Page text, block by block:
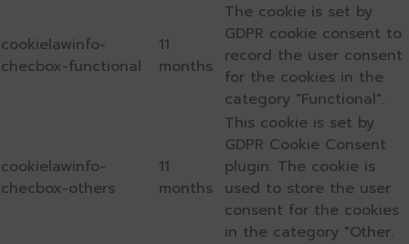
cookielawinfo-
checbox-functional
11
months
The cookie is set by
GDPR cookie consent to
record the user consent
for the cookies in the
category "Functional".
cookielawinfo-
checbox-others
11
months
This cookie is set by
GDPR Cookie Consent
plugin. The cookie is
used to store the user
consent for the cookies
in the category "Other.